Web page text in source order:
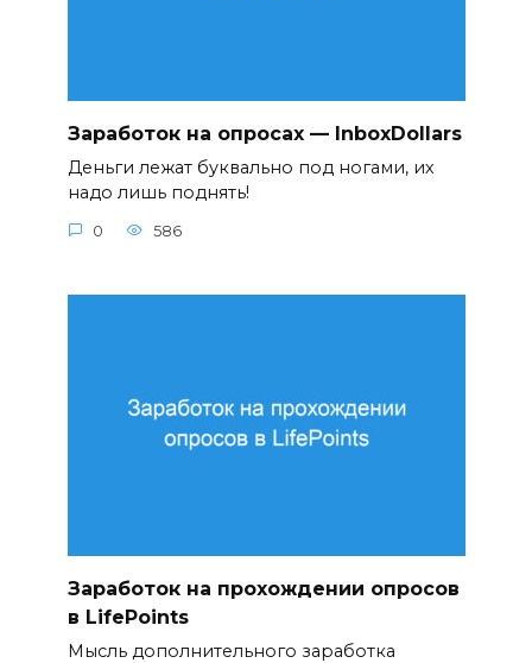
Заработок на опросах — InboxDollars
Деньги лежат буквально под ногами, их
надо лишь поднять!
0 586
Заработок на прохождении опросов
в LifePoints
Мысль дополнительного заработка